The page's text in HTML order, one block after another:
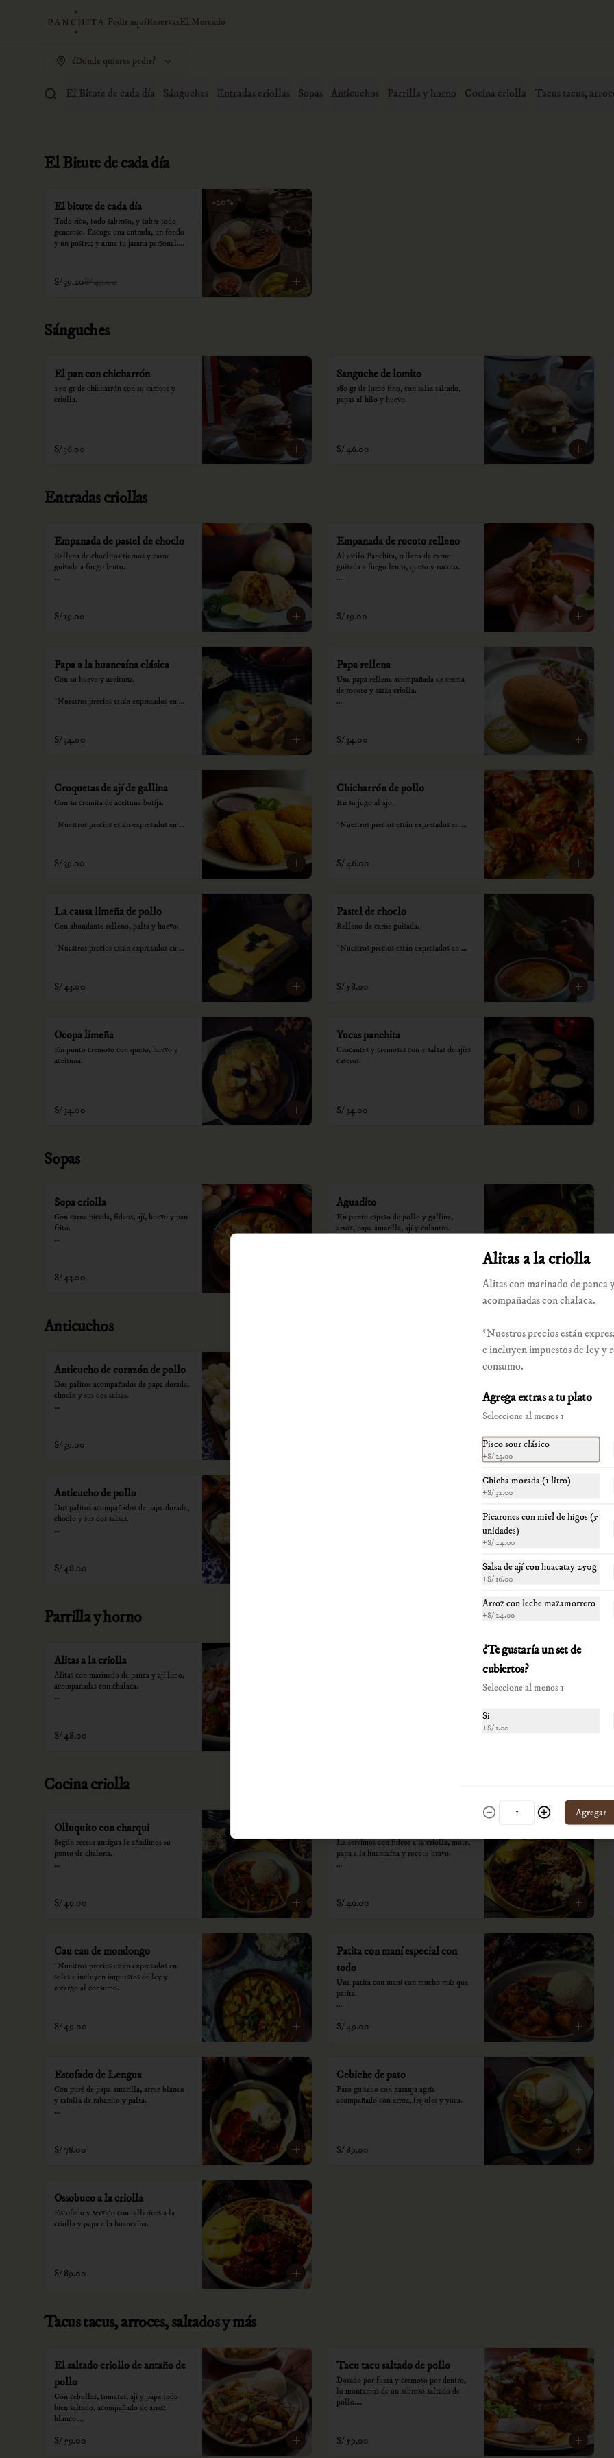
Pedir aquíReservasEl Mercado
¿Dónde quieres pedir?
El Bitute de cada día Sánguches Entradas criollas Sopas Anticuchos Parrilla y horno Cocina criolla Tacus tacus,
El Bitute de cada día
-20%
El bitute de cada día
Todo rico, todo sabroso, y sobre todo
generoso. Escoge una entrada, un fondo
y un postre; y arma tu jarana personal.
soles e incluyen impuestos de ley y
recargo al consumo.
S/ 39.20S/ 49.00
Sánguches
El pan con chicharrón
250 gr de chicharrón con su camote y
criolla.
S/ 36.00
Sanguche de lomito
180 gr de lomo fino, con salsa saltado,
papas al hilo y huevo.
S/ 46.00
Entradas criollas
Empanada de pastel de choclo
Rellena de choclitos tiernos y carne
guisada a fuego lento.
recargo al consumo.
S/ 19.00
Empanada de rocoto relleno
Al estilo Panchita, rellena de carne
guisada a fuego lento, queso y rocoto.
recargo al consumo.
S/ 19.00
Papa a la huancaína clásica
Con su huevo y aceituna.
*Nuestros precios están expresados en
S/ 34.00
Papa rellena
Una papa rellena acompañada de crema
de rocoto y sarza criolla.
recargo al consumo.
S/ 34.00
Croquetas de ají de gallina
Con su cremita de aceituna botija.
*Nuestros precios están expresados en
S/ 39.00
Chicharrón de pollo
En su jugo al ajo.
*Nuestros precios están expresados en
S/ 46.00
La causa limeña de pollo
Con abundante relleno, palta y huevo.
*Nuestros precios están expresados en
S/ 43.00
Pastel de choclo
Relleno de carne guisada.
*Nuestros precios están expresados en
S/ 58.00
Ocopa limeña
En punto cremoso con queso, huevo y
aceituna.
S/ 34.00
Yucas panchita
Crocantes y cremosas con 5 salsas de ajíes
caseros.
S/ 34.00
Sopas
Sopa criolla
Con carne picada, fideos, ají, huevo y pan
frito.
recargo al consumo.
S/ 43.00
Aguadito
En punto espeso de pollo y gallina,
arroz, papa amarilla, ají y culantro.
Anticuchos
Anticucho de corazón de pollo
Dos palitos acompañados de papa dorada,
choclo y sus dos salsas.
recargo al consumo.
S/ 39.00
Anticucho de pollo
Dos palitos acompañados de papa dorada,
choclo y sus dos salsas.
recargo al consumo.
S/ 48.00
Parrilla y horno
Alitas a la criolla
Alitas con marinado de panca y ají limo,
acompañadas con chalaca.
recargo al consumo.
S/ 48.00
Cocina criolla
Olluquito con charqui
Según receta antigua le añadimos su
punto de chalona.
recargo al consumo.
S/ 49.00
La servimos con fideos a la criolla, mote,
papa a la huancaína y rocoto bravo.
recargo al consumo.
S/ 49.00
Cau cau de mondongo
*Nuestros precios están expresados en
soles e incluyen impuestos de ley y
recargo al consumo.
S/ 49.00
Patita con maní especial con
todo
Una patita con maní con mucho más que
patita.
soles e incluyen impuestos de ley y
S/ 49.00
Estofado de Lengua
Con puré de papa amarilla, arroz blanco
y criolla de rabanito y palta.
recargo al consumo.
S/ 78.00
Cebiche de pato
Pato guisado con naranja agria
acompañado con arroz, frejoles y yuca.
S/ 89.00
Ossobuco a la criolla
Estofado y servido con tallarines a la
criolla y papa a la huancaína.
S/ 89.00
Tacus tacus, arroces, saltados y más
El saltado criollo de antaño de
pollo
Con cebollas, tomates, ají y papa todo
bien saltado, acompañado de arroz
blanco.
*Nuestros precios están expresados en
S/ 59.00
Tacu tacu saltado de pollo
Dorado por fuera y cremoso por dentro,
lo montamos de un sabroso saltado de
pollo.
soles e incluyen impuestos de ley y
recargo al consumo.
S/ 59.00
Alitas a la criolla
Alitas con marinado de panca
acompañadas con chalaca.
*Nuestros precios están
e incluyen impuestos de ley y
consumo.
Agrega extras a tu plato
Seleccione al menos 1
Pisco sour clásico
+S/ 23.00
Chicha morada (1 litro)
+S/ 32.00
Picarones con miel de higos (5
unidades)
+S/ 24.00
Salsa de ají con huacatay 250g
+S/ 16.00
Arroz con leche mazamorrero
+S/ 24.00
¿Te gustaría un set de
cubiertos?
Seleccione al menos 1
Si
+S/ 1.00
Agregar